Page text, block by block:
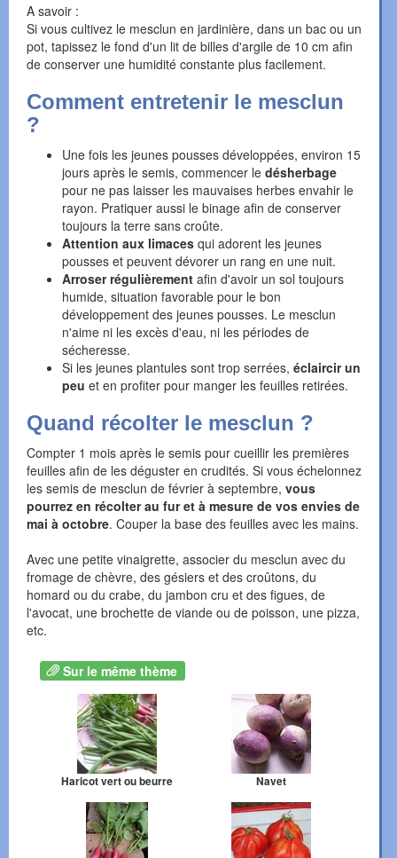
A savoir :
Si vous cultivez le mesclun en jardinière, dans un bac ou un
pot, tapissez le fond d'un lit de billes d'argile de 10 cm afin
de conserver une humidité constante plus facilement.
Comment entretenir le mesclun
?
Une fois les jeunes pousses développées, environ 15
jours après le semis, commencer le désherbage
pour ne pas laisser les mauvaises herbes envahir le
rayon. Pratiquer aussi le binage afin de conserver
toujours la terre sans croûte.
Attention aux limaces qui adorent les jeunes
pousses et peuvent dévorer un rang en une nuit.
Arroser régulièrement afin d'avoir un sol toujours
humide, situation favorable pour le bon
développement des jeunes pousses. Le mesclun
n'aime ni les excès d'eau, ni les périodes de
sécheresse.
Si les jeunes plantules sont trop serrées, éclaircir un
peu et en profiter pour manger les feuilles retirées.
Quand récolter le mesclun ?
Compter 1 mois après le semis pour cueillir les premières
feuilles afin de les déguster en crudités. Si vous échelonnez
les semis de mesclun de février à septembre, vous
pourrez en récolter au fur et à mesure de vos envies de
mai à octobre. Couper la base des feuilles avec les mains.
Avec une petite vinaigrette, associer du mesclun avec du
fromage de chèvre, des gésiers et des croûtons, du
homard ou du crabe, du jambon cru et des figues, de
l'avocat, une brochette de viande ou de poisson, une pizza,
etc.
Sur le même thème
Haricot vert ou beurre Navet